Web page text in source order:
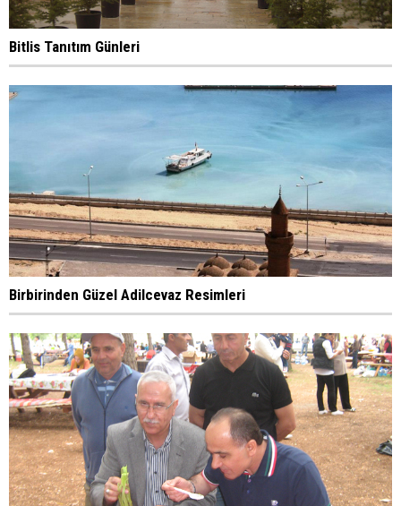
Bitlis Tanıtım Günleri
Birbirinden Güzel Adilcevaz Resimleri